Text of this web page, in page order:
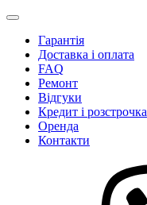
Гарантія
Доставка і оплата
FAQ
Ремонт
Відгуки
Кредит і розстрочка
Оренда
Контакти